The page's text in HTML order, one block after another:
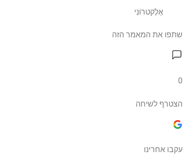
אֶלֶקטרוֹנִי
שתפו את המאמר הזה
0
הצטרף לשיחה
עקבו אחרינו